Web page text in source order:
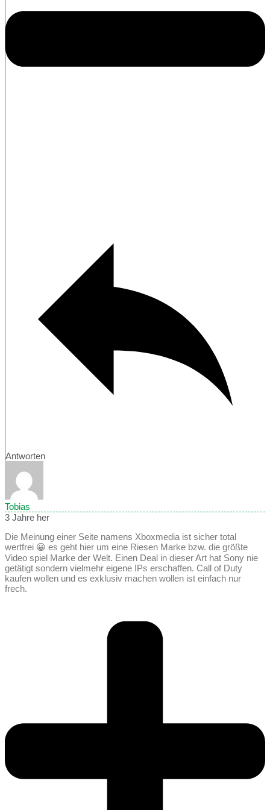
Antworten
Tobias
3 Jahre her
Die Meinung einer Seite namens Xboxmedia ist sicher total
wertfrei 😀 es geht hier um eine Riesen Marke bzw. die größte
Video spiel Marke der Welt. Einen Deal in dieser Art hat Sony nie
getätigt sondern vielmehr eigene IPs erschaffen. Call of Duty
kaufen wollen und es exklusiv machen wollen ist einfach nur
frech.